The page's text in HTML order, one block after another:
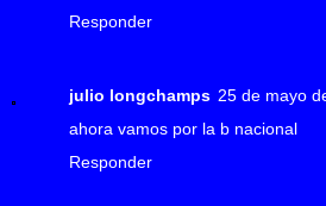
Responder
julio longchamps 25 de mayo
ahora vamos por la b nacional
Responder